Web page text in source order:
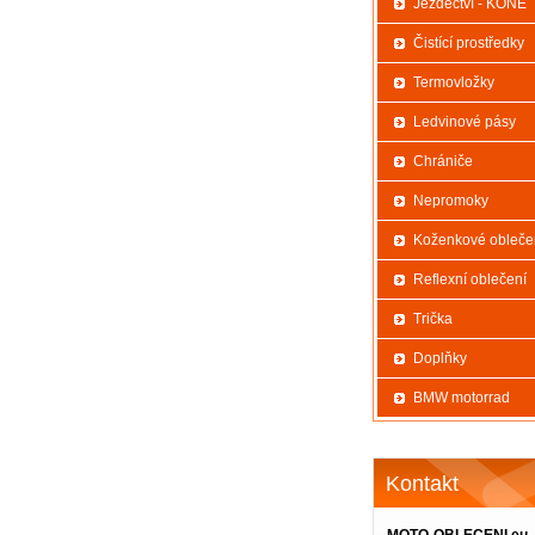
Jezdectví - KONĚ
Čistící prostředky
Termovložky
Ledvinové pásy
Chrániče
Nepromoky
Koženkové
Reflexní oblečení
Trička
Doplňky
BMW motorrad
Kontakt